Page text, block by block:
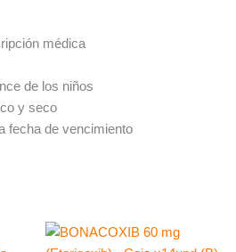
médica
de los niños
y seco
fecha de vencimiento